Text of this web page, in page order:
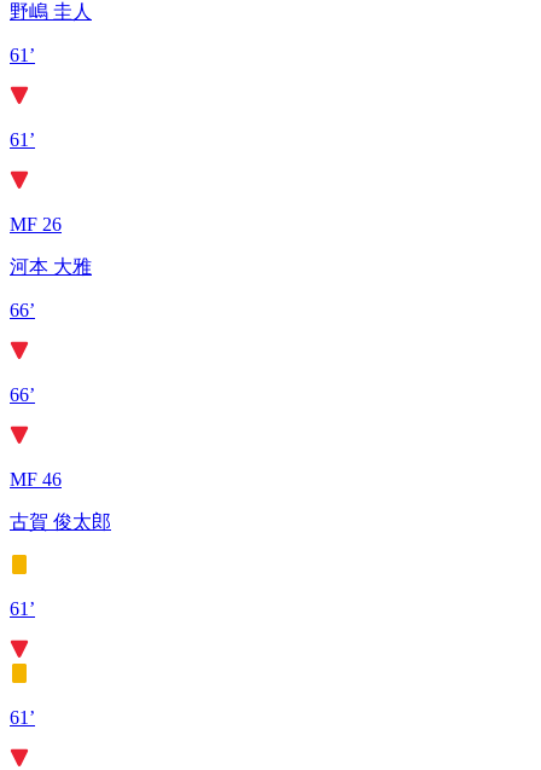
野嶋 圭人
61’
61’
MF 26
河本 大雅
66’
66’
MF 46
古賀 俊太郎
61’
61’